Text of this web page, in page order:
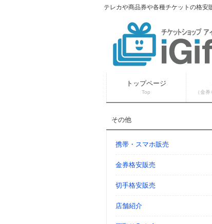
テレカや商品券や各種チケットの格安
トップページ
Top （金
その他
携帯・スマホ販売
金券格安販売
切手格安販売
店舗紹介